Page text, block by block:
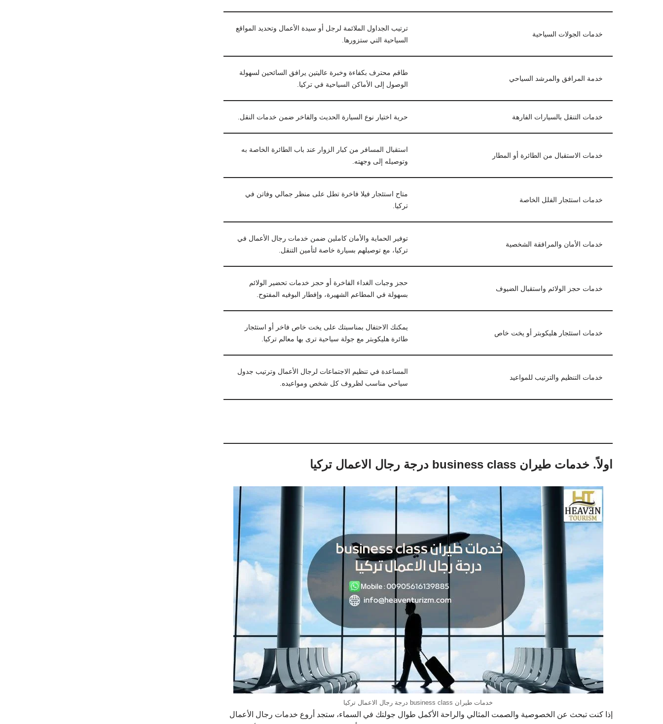
خدمات الجولات السياحية
ترتيب الجداول الملائمة لرجل أو سيدة الأعمال وتحديد المواقع
السياحية التي ستزورها.
خدمة المرافق والمرشد السياحي
طاقم محترف بكفاءة وخبرة عاليتين يرافق السائحين لسهولة
الوصول إلى الأماكن السياحية في تركيا.
خدمات التنقل بالسيارات الفارهة حرية اختيار نوع السيارة الحديث والفاخر ضمن خدمات النقل.
خدمات الاستقبال من الطائرة أو المطار
استقبال المسافر من كبار الزوار عند باب الطائرة الخاصة به
وتوصيله إلى وجهته.
خدمات استئجار الفلل الخاصة
متاح استئجار فيلا فاخرة تطل على منظر جمالي وفاتن في
تركيا.
خدمات الأمان والمرافقة الشخصية
توفير الحماية والأمان كاملين ضمن خدمات رجال الأعمال في
تركيا، مع توصيلهم بسيارة خاصة لتأمين التنقل.
خدمات حجز الولائم واستقبال الضيوف
حجز وجبات الغداء الفاخرة أو حجز خدمات تحضير الولائم
بسهولة في المطاعم الشهيرة، وإفطار البوفيه المفتوح.
خدمات استئجار هليكوبتر أو يخت خاص
يمكنك الاحتفال بمناسبتك على يخت خاص فاخر أو استئجار
طائرة هليكوبتر مع جولة سياحية ترى بها معالم تركيا.
خدمات التنظيم والترتيب للمواعيد
المساعدة في تنظيم الاجتماعات لرجال الأعمال وترتيب جدول
سياحي مناسب لظروف كل شخص ومواعيده.
اولاً. خدمات طيران business class درجة رجال الاعمال تركيا
خدمات طيران business class درجة رجال الاعمال تركيا
إذا كنت تبحث عن الخصوصية والصمت المثالي والراحة الأكمل طوال جولتك في السماء، ستجد أروع خدمات رجال الأعمال